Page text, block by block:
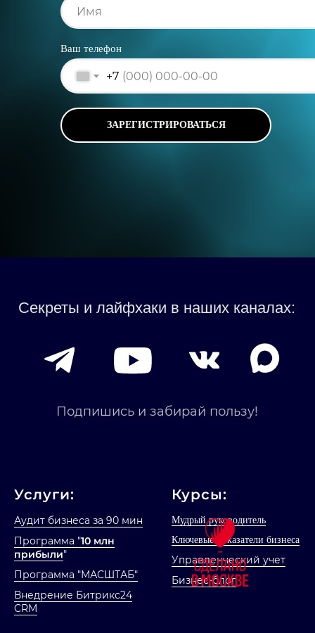
Ваш телефон
+7
ЗАРЕГИСТРИРОВАТЬСЯ
Услуги:
Аудит бизнеса за 90 мин
Программа "10 млн
прибыли"
Программа "МАСШТАБ"
Внедрение Битрикс24
CRM
Курсы:
Мудрый руководитель
Ключевые показатели бизнеса
Управленческий учет
Бизнес-блог